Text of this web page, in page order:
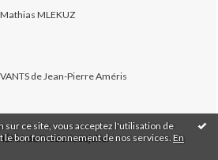
sur ce site, vous acceptez l'utilisation de
bon fonctionnement de nos services. En
MLEKUZ
de Jean-Pierre Améris
de Frédéric Sojcher